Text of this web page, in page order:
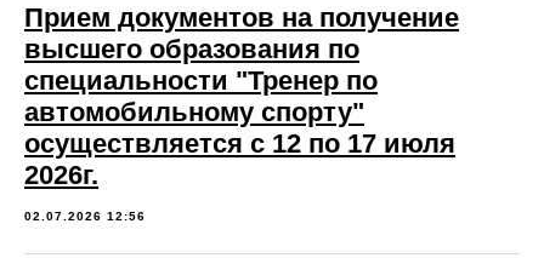
Прием документов на получение
высшего образования по
специальности "Тренер по
автомобильному спорту"
осуществляется с 12 по 17 июля
2026г.
02.07.2026 12:56